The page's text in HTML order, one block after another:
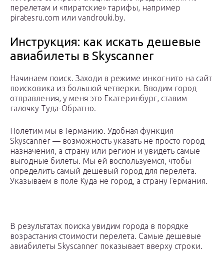
перелетам и «пиратские» тарифы, например
piratesru.com или vandrouki.by.
Инструкция: как искать дешевые
авиабилеты в Skyscanner
Начинаем поиск. Заходи в режиме инкогнито на сайт
поисковика из большой четверки. Вводим город
отправления, у меня это Екатеринбург, ставим
галочку Туда-Обратно.
Полетим мы в Германию. Удобная функция
Skyscanner — возможность указать не просто город
назначения, а страну или регион и увидеть самые
выгодные билеты. Мы ей воспользуемся, чтобы
определить самый дешевый город для перелета.
Указываем в поле Куда не город, а страну Германия.
В результатах поиска увидим города в порядке
возрастания стоимости перелета. Самые дешевые
авиабилеты Skyscanner показывает вверху строки.